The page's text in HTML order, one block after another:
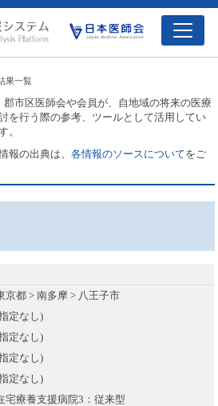
果一覧
市区医師会や会員が、自地域の将来の医療
を行う際の参考、ツールとして活用してい
。
報の出典は、各情報のソースについてをご
京都 > 南多摩 > 八王子市
定なし)
定なし)
定なし)
定なし)
宅療養支援病院3：従来型